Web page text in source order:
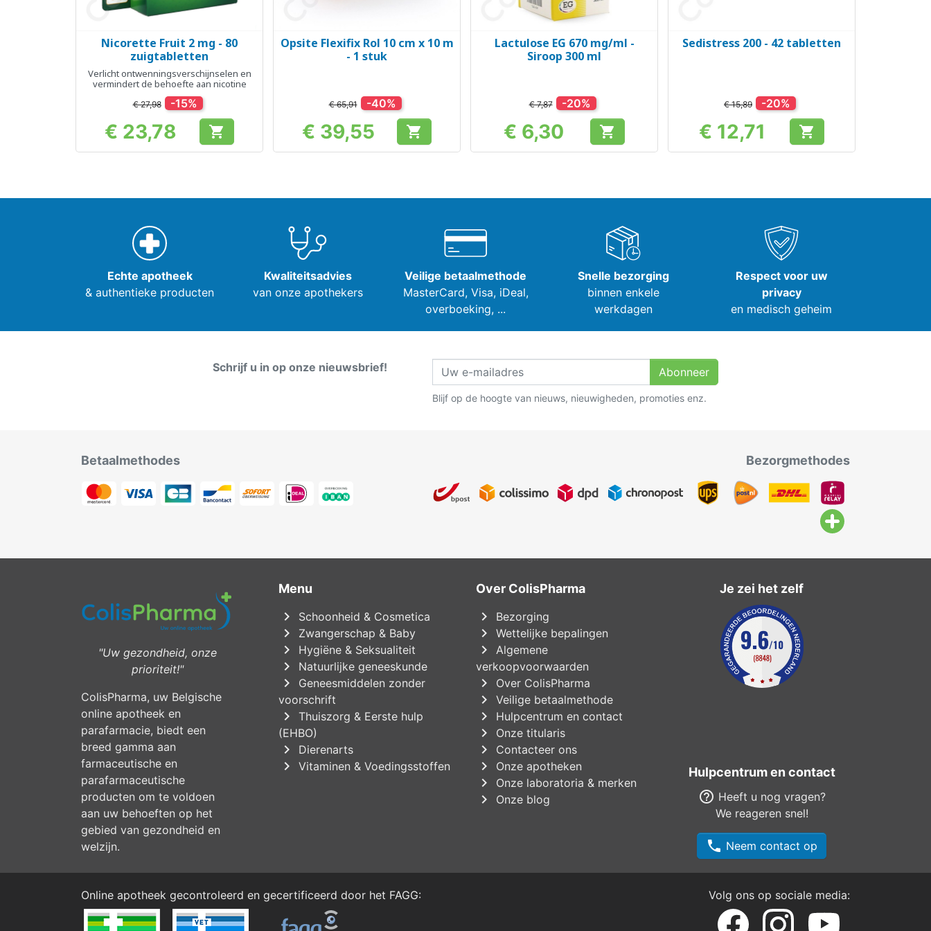
Snel bekijken
Nicorette Fruit 2 mg - 80
zuigtabletten
Verlicht ontwenningsverschijnselen en
vermindert de behoefte aan nicotine
€ 27,98 -15%
Prijs
€ 23,78 
Snel bekijken
Opsite Flexifix Rol 10 cm x 10 m
- 1 stuk
€ 65,91 -40%
Prijs
€ 39,55 
Snel bekijken
Lactulose EG 670 mg/ml -
Siroop 300 ml
€ 7,87 -20%
€ 6,30 
Snel bekijken
Sedistress 200 - 42 tabletten
€ 15,89 -20%
Prijs
€ 12,71 
Echte apotheek
& authentieke producten
Kwaliteitsadvies
van onze apothekers
Veilige betaalmethode
MasterCard, Visa, iDeal,
overboeking, ...
Snelle bezorging
binnen enkele
werkdagen
Respect voor uw
privacy
en medisch geheim
Schrijf u in op onze nieuwsbrief! Abonneer
Blijf op de hoogte van nieuws, nieuwigheden, promoties enz.
Betaalmethodes Bezorgmethodes
"Uw gezondheid, onze
prioriteit!"
ColisPharma, uw Belgische
online apotheek en
parafarmacie, biedt een
breed gamma aan
farmaceutische en
parafarmaceutische
producten om te voldoen
aan uw behoeften op het
gebied van gezondheid en
welzijn.
Menu
chevron_right Schoonheid & Cosmetica
chevron_right Zwangerschap & Baby
chevron_right Hygiëne & Seksualiteit
chevron_right Natuurlijke geneeskunde
chevron_right
Geneesmiddelen zonder
voorschrift
chevron_right
Thuiszorg & Eerste hulp
(EHBO)
chevron_right Dierenarts
chevron_right Vitaminen & Voedingsstoffen
Over ColisPharma
chevron_right Bezorging
chevron_right Wettelijke bepalingen
chevron_right
Algemene
verkoopvoorwaarden
chevron_right Over ColisPharma
chevron_right Veilige betaalmethode
chevron_right Hulpcentrum en contact
chevron_right Onze titularis
chevron_right Contacteer ons
chevron_right Onze apotheken
chevron_right Onze laboratoria & merken
chevron_right Onze blog
Je zei het zelf
Hulpcentrum en contact
help_outline Heeft u nog vragen?
We reageren snel!
phone Neem contact op
Online apotheek gecontroleerd en gecertificeerd door het FAGG: Volg ons op sociale media: